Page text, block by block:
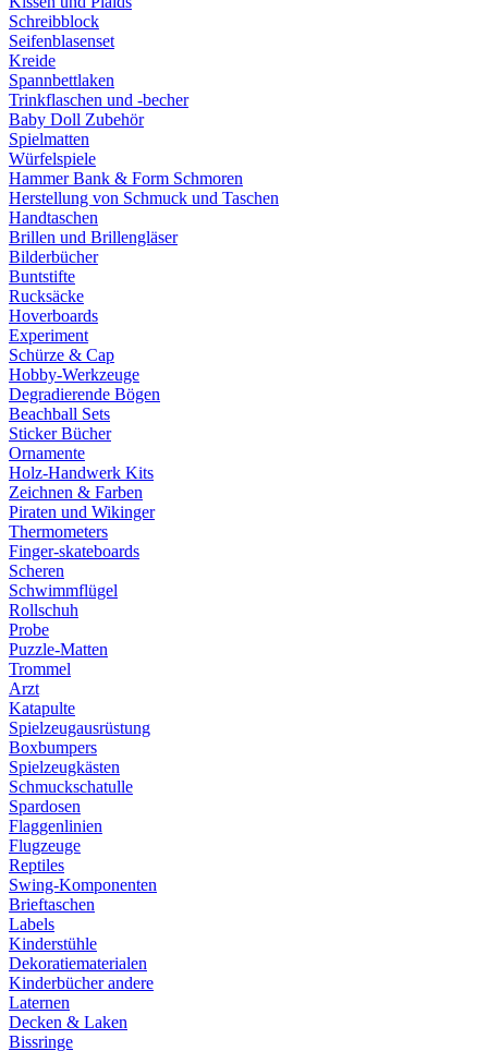
Schreibblock
Seifenblasenset
Kreide
Spannbettlaken
Trinkflaschen und -becher
Baby Doll Zubehör
Spielmatten
Würfelspiele
Hammer Bank & Form Schmoren
Herstellung von Schmuck und Taschen
Handtaschen
Brillen und Brillengläser
Bilderbücher
Buntstifte
Rucksäcke
Hoverboards
Experiment
Schürze & Cap
Hobby-Werkzeuge
Degradierende Bögen
Beachball Sets
Sticker Bücher
Ornamente
Holz-Handwerk Kits
Zeichnen & Farben
Piraten und Wikinger
Thermometers
Finger-skateboards
Scheren
Schwimmflügel
Rollschuh
Probe
Puzzle-Matten
Trommel
Arzt
Katapulte
Spielzeugausrüstung
Boxbumpers
Spielzeugkästen
Schmuckschatulle
Spardosen
Flaggenlinien
Flugzeuge
Reptiles
Swing-Komponenten
Brieftaschen
Labels
Kinderstühle
Dekoratiematerialen
Kinderbücher andere
Laternen
Decken & Laken
Bissringe